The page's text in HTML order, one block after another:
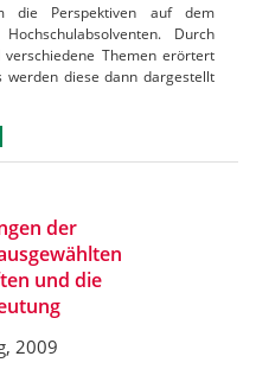
die Perspektiven auf dem
Durch
Themen erörtert
werden diese dann dargestellt
der
und die
2009